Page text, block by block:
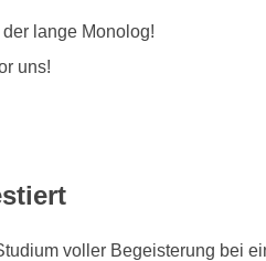
lange Monolog!
uns!
voller Begeisterung bei